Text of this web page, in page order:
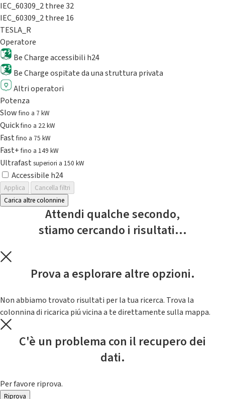
IEC_60309_2 three 32
IEC_60309_2 three 16
TESLA_R
Operatore
Be Charge accessibili h24
Be Charge ospitate da una struttura privata
Altri operatori
Potenza
Slowfino a 7 kW
Quickfino a 22 kW
Fastfino a 75 kW
Fast+fino a 149 kW
Ultrafast superiori a 150 kW
Accessibile h24
Applica
Cancella filtri
Carica altre colonnine
Attendi qualche secondo,
stiamo cercando i risultati...
Prova a esplorare altre opzioni.
Non abbiamo trovato risultati per la tua ricerca. Trova la
colonnina di ricarica piú vicina a te direttamente sulla mappa.
C'è un problema con il recupero dei
dati.
Per favore riprova.
Riprova